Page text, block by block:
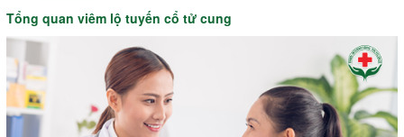
Tổng quan viêm lộ tuyến cổ tử cung